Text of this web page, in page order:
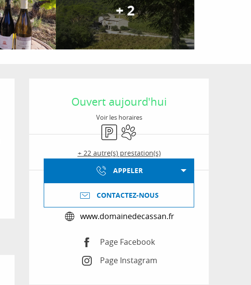
+ 2
Ouverture et
Ouvert aujourd'hui
Voir les horaires
ParkingAnimaux acceptés
+ 22 autre(s) prestation(s)
APPELER
CONTACTEZ-NOUS
www.domainedecassan.fr
Page Facebook
Page Instagram